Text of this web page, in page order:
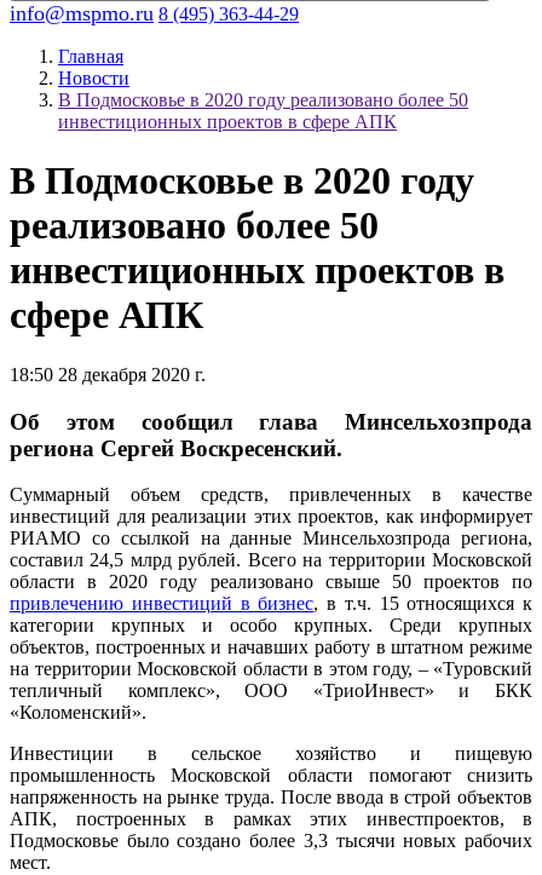
info@mspmo.ru 8 (495) 363-44-29
Главная
Новости
В Подмосковье в 2020 году реализовано более 50
инвестиционных проектов в сфере АПК
В Подмосковье в 2020 году
реализовано более 50
инвестиционных проектов в
сфере АПК
18:50 28 декабря 2020 г.
Об этом сообщил глава Минсельхозпрода
региона Сергей Воскресенский.
Суммарный объем средств, привлеченных в качестве
инвестиций для реализации этих проектов, как информирует
РИАМО со ссылкой на данные Минсельхозпрода региона,
составил 24,5 млрд рублей. Всего на территории Московской
области в 2020 году реализовано свыше 50 проектов по
привлечению инвестиций в бизнес, в т.ч. 15 относящихся к
категории крупных и особо крупных. Среди крупных
объектов, построенных и начавших работу в штатном режиме
на территории Московской области в этом году, – «Туровский
тепличный комплекс», ООО «ТриоИнвест» и БКК
«Коломенский».
Инвестиции в сельское хозяйство и пищевую
промышленность Московской области помогают снизить
напряженность на рынке труда. После ввода в строй объектов
АПК, построенных в рамках этих инвестпроектов, в
Подмосковье было создано более 3,3 тысячи новых рабочих
мест.